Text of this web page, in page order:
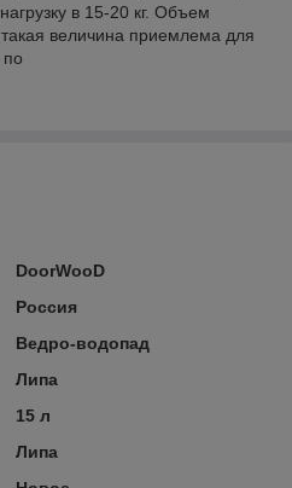
в 15-20 кг. Объем
величина приемлема для
по
DoorWooD
Россия
Ведро-водопад
Липа
15 л
Липа